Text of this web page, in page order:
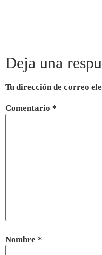
Deja una
Tu dirección de correo
Comentario *
Nombre *